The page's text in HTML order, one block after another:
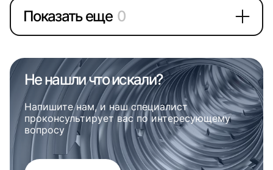
Показать еще 0
Не нашли что искали?
Напишите нам, и наш специалист
проконсультирует вас по интересующему
вопросу